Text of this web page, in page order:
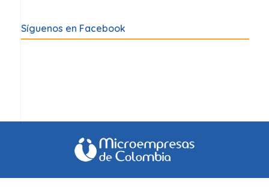
Síguenos en Facebook